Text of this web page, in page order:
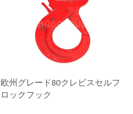
欧州グレード80クレビスセルフ
ロックフック